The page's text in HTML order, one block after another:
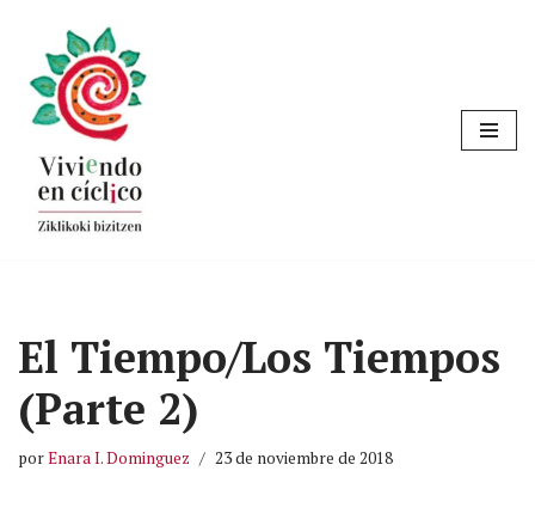
Saltar
al
contenido
El Tiempo/Los Tiempos
(Parte 2)
porEnara I. Dominguez 23 de noviembre de 2018